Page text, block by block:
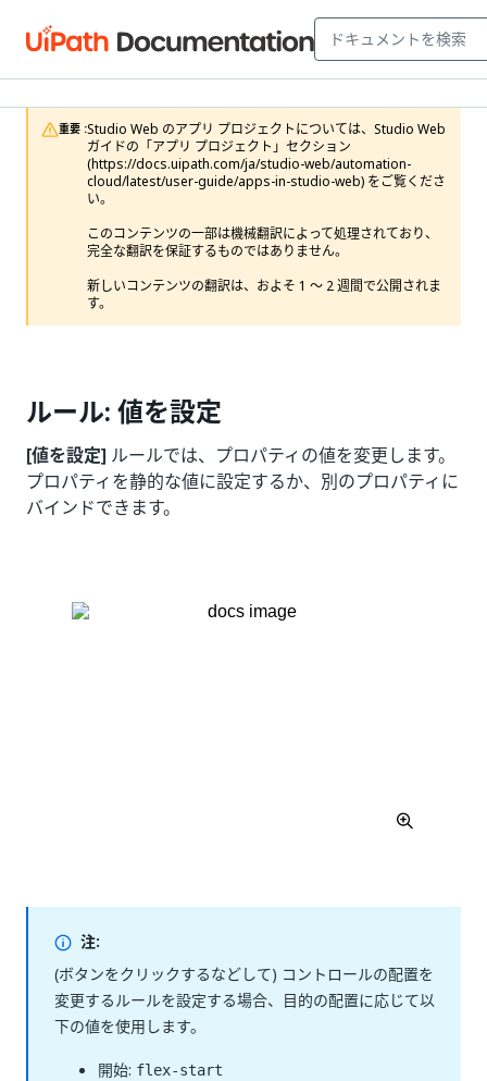
重要 :Studio Web のアプリ プロジェクトについては、Studio Web
ガイドの「アプリ プロジェクト」セクション
(https://docs.uipath.com/ja/studio-web/automation-
cloud/latest/user-guide/apps-in-studio-web) をご覧くださ
い。
このコンテンツの一部は機械翻訳によって処理されており、
完全な翻訳を保証するものではありません。
新しいコンテンツの翻訳は、およそ 1 ～ 2 週間で公開されま
す。
ルール: 値を設定
[値を設定] ルールでは、プロパティの値を変更します。
プロパティを静的な値に設定するか、別のプロパティに
バインドできます。
注:
(ボタンをクリックするなどして) コントロールの配置を
変更するルールを設定する場合、目的の配置に応じて以
下の値を使用します。
開始: flex-start